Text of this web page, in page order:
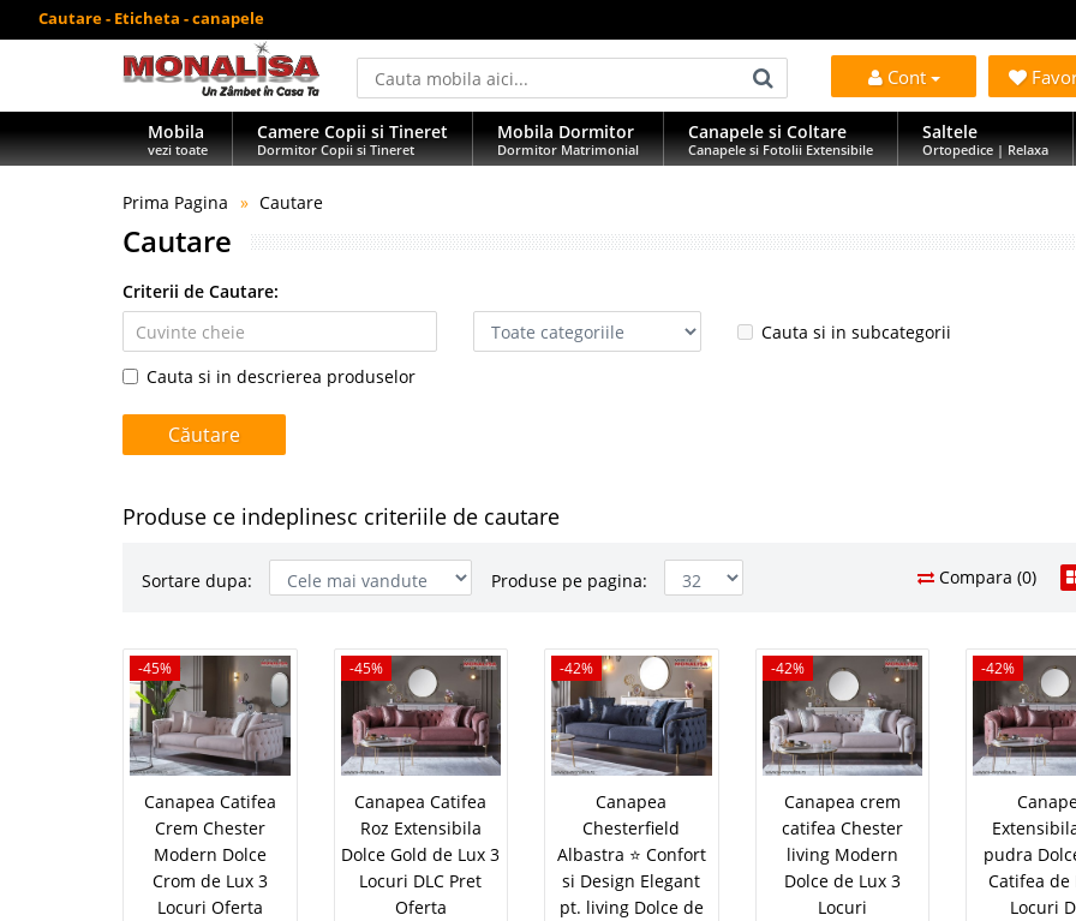
Cautare - Eticheta - canapele
Cont
Mobila
vezi toate
Camere Copii si Tineret
Dormitor Copii si Tineret
Mobila Dormitor
Dormitor Matrimonial
Canapele si Coltare
Canapele si Fotolii Extensibile
Saltele
Ortopedice | Relaxa
Prima Pagina Cautare
Cautare
Criterii de Cautare:
Cauta si in subcategorii
Cauta si in descrierea produselor
Produse ce indeplinesc criteriile de cautare
Compara (0)
Sortare dupa: Produse pe pagina:
-45%
Canapea Catifea Crem Chester
Modern Dolce Crom de Lux 3 Locuri
Oferta
Oferta de pret Canapele moderne de Lux chesterfield catifea crem ⭐
Picioare Crom argintiu ⭐ Dolce Dolce este o canapea eleganta moderna din
catifea crem fina pentru amenajare living de lux pe stil nobil chesterfield.
Oferta Pret Special valabila exclusiv pentru canapea Cati..
Compara
7.207 Lei
Pret Redus
In Stoc
Vezi
Adauga la
-45%
Canapea Catifea
Crem Chester
Modern Dolce
Crom de Lux 3
Locuri Oferta
-45%
Canapea Catifea
Roz Extensibila
Dolce Gold de Lux 3
Locuri DLC Pret
Oferta
-42%
Canapea
Chesterfield
Albastra ⭐ Confort
si Design Elegant
pt. living Dolce de
-42%
Canapea crem
catifea Chester
living Modern
Dolce de Lux 3
Locuri
-42%
pudra
Catifea de
Locuri